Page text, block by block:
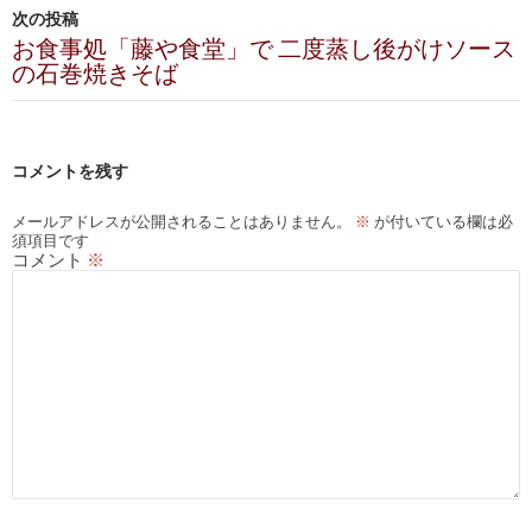
ビ
ゲ
ー
ョ
ン
次の投稿
お食事処「藤や食堂」で 二度蒸し後がけソース
の石巻焼きそば
コメントを残す
メールアドレスが公開されることはありません。 ※ が付いている欄は必
須項目です
コメント ※